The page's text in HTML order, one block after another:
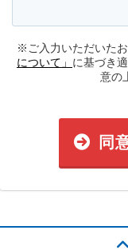
※ご入力いただいたお
について」 に基づき
意の
同